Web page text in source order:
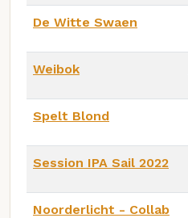
De Witte Swaen
Weibok
Spelt Blond
Session IPA Sail 2022
Noorderlicht - Collab